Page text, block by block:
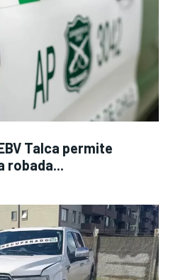
Talca permite
robada...